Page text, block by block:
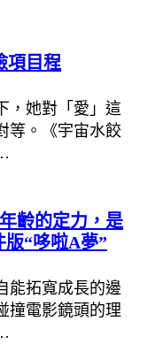
項目程
，她對「愛」這
等。《宇宙水餃
齡的定力，是
“哆啦A夢”
能拓寬成長的邊
撞電影鏡頭的理